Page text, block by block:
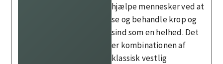
hjælpe mennesker ved at
se og behandle krop og
sind som en helhed. Det
er kombinationen af
klassisk vestlig